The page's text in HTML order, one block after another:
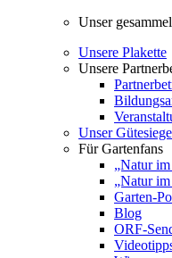
Unser
Unsere Plakette
Unsere
Unser
Für Gartenfans
„Natur
„Natur
Garten-
Blog
ORF-